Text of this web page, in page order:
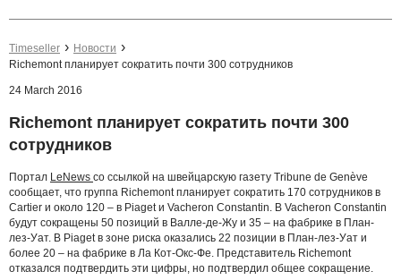
Timeseller
Новости
Richemont планирует сократить почти 300 сотрудников
24 March 2016
Richemont планирует сократить почти 300
сотрудников
Портал LeNews со ссылкой на швейцарскую газету Tribune de Genève
сообщает, что группа Richemont планирует сократить 170 сотрудников в
Cartier и около 120 – в Piaget и Vacheron Constantin. В Vacheron Constantin
будут сокращены 50 позиций в Валле-де-Жу и 35 – на фабрике в План-
лез-Уат. В Piaget в зоне риска оказались 22 позиции в План-лез-Уат и
более 20 – на фабрике в Ла Кот-Окс-Фе. Представитель Richemont
отказался подтвердить эти цифры, но подтвердил общее сокращение.